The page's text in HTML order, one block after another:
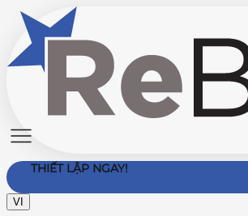
THIẾT LẬP NGAY!
VI